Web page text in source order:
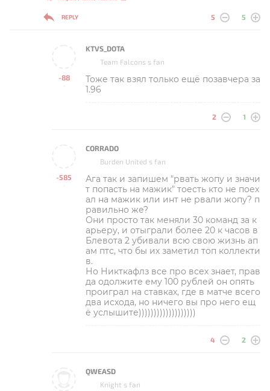
REPLY 5 5
-88
-
KTVS_DOTA
Team Falcons s fan
Тоже так взял только ещё позавчера за
1.96
2 1
-585
-
CORRADO
Burden United s fan
Ага так и запишем "рвать жопу и значи
т попасть на мажик" тоесть кто не поех
ал на мажик или инт не рвали жопу? п
равильно же?
Они просто так меняли 30 команд за к
арьеру, и отыграли более 20 к часов в
Блевота 2 убивали всю свою жизнь ап
ам птс, что бы их заметил топ коллекти
в.
Но Никткафлз все про всех знает, прав
да одолжите ему 100 рублей он опять
проиграл на ставках, где в матче всего
два исхода, но ничего вы про него ещ
ё услышите)))))))))))))))))))
4 2
QWEASD
Knight s fan